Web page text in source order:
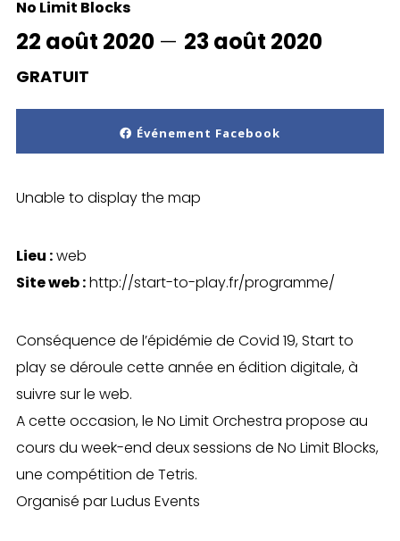
No Limit Blocks
22 août 2020 — 23 août 2020
GRATUIT
Événement Facebook
Unable to display the map
Lieu :web
Site web :http://start-to-play.fr/programme/
Conséquence de l’épidémie de Covid 19, Start to
play se déroule cette année en édition digitale, à
suivre sur le web.
A cette occasion, le No Limit Orchestra propose au
cours du week-end deux sessions de No Limit Blocks,
une compétition de Tetris.
Organisé par Ludus Events